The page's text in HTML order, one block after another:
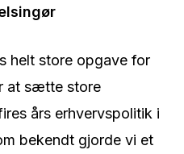
helt store opgave for
at sætte store
års erhvervspolitik i
bekendt gjorde vi et